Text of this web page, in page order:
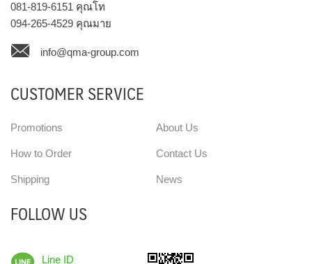
081-819-6151 คุณโท
094-265-4529 คุณมาย
info@qma-group.com
CUSTOMER SERVICE
Promotions
How to Order
Shipping
About Us
Contact Us
News
FOLLOW US
Line ID